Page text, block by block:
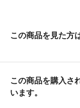
この商品を見た方
この商品を購入さ
います。